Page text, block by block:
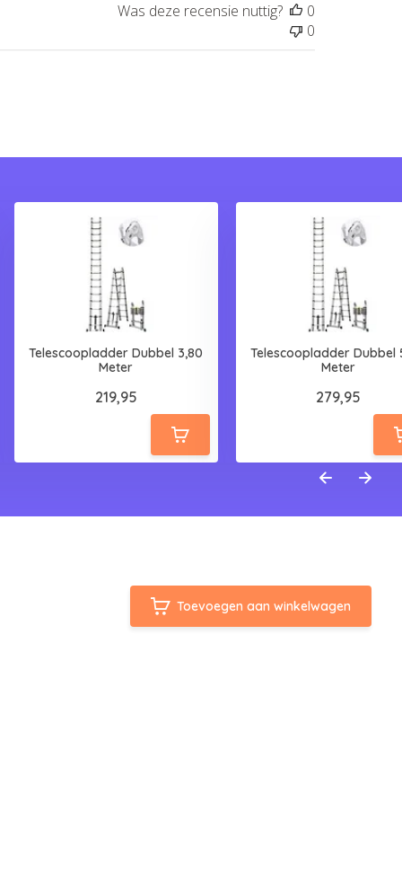
Was deze recensie nuttig?
0
0
Telescoopladder Dubbel 3,80
Meter
219,95
Telescoopladder Dubbel
Meter
279,95
Toevoegen aan winkelwagen